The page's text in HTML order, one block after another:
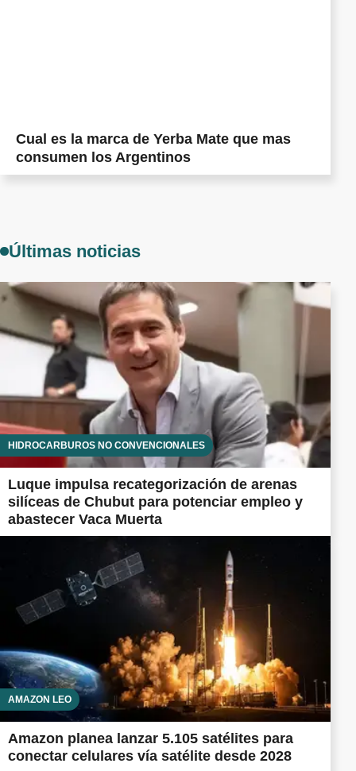
Cual es la marca de Yerba Mate que mas
consumen los Argentinos
Últimas noticias
HIDROCARBUROS NO CONVENCIONALES
Luque impulsa recategorización de arenas
silíceas de Chubut para potenciar empleo y
abastecer Vaca Muerta
AMAZON LEO
Amazon planea lanzar 5.105 satélites para
conectar celulares vía satélite desde 2028